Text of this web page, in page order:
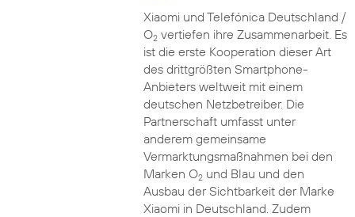
Xiaomi und Telefónica Deutschland /
O2vertiefen ihre Zusammenarbeit. Es
ist die erste Kooperation dieser Art
des drittgrößten Smartphone-
Anbieters weltweit mit einem
deutschen Netzbetreiber. Die
Partnerschaft umfasst unter
anderem gemeinsame
Vermarktungsmaßnahmen bei den
Marken O2und Blau und den
Ausbau der Sichtbarkeit der Marke
Xiaomi in Deutschland. Zudem